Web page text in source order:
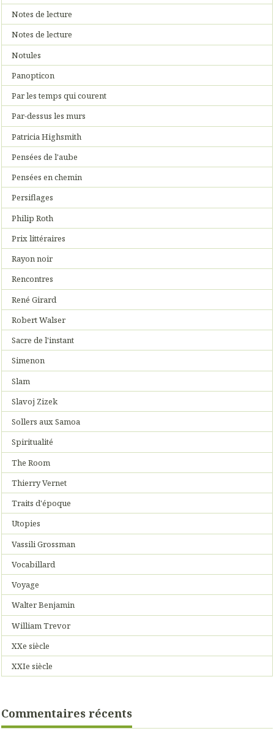
Notes de lecture
Notes de lecture
Notules
Panopticon
Par les temps qui courent
Par-dessus les murs
Patricia Highsmith
Pensées de l'aube
Pensées en chemin
Persiflages
Philip Roth
Prix littéraires
Rayon noir
Rencontres
René Girard
Robert Walser
Sacre de l'instant
Simenon
Slam
Slavoj Zizek
Sollers aux Samoa
Spiritualité
The Room
Thierry Vernet
Traits d'époque
Utopies
Vassili Grossman
Vocabillard
Voyage
Walter Benjamin
William Trevor
XXe siècle
XXIe siècle
Commentaires récents